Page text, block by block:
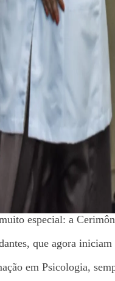
especial: a
que agora
em Psicologia,